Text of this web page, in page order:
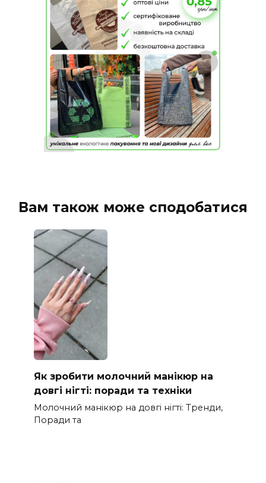
Вам також може сподобатися
Як зробити молочний манікюр на
довгі нігті: поради та техніки
Молочний манікюр на довгі нігті: Тренди,
Поради та